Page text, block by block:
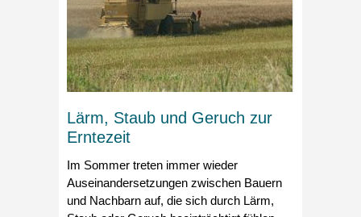
Lärm, Staub und Geruch zur
Erntezeit
Im Sommer treten immer wieder
Auseinandersetzungen zwischen Bauern
und Nachbarn auf, die sich durch Lärm,